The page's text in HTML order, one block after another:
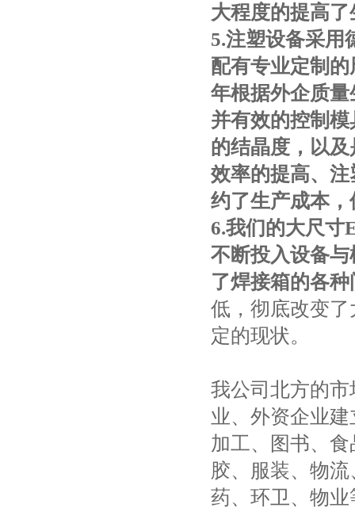
大程度的提高
5.注塑设备采用
配有专业定制
年根据外企质
并有效的控制
的结晶度，以
效率的提高、
约了生产成本
6.我们的大尺寸
不断投入设备
了焊接箱的各种
低，彻底改变了
定的现状。
我公司北方的
业、外资企业
加工、图书、
胶、服装、物
药、环卫、物